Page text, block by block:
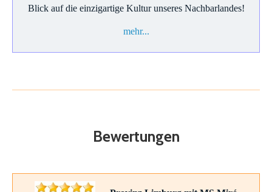
Blick auf die einzigartige Kultur unseres Nachbarlandes!
mehr...
Bewertungen